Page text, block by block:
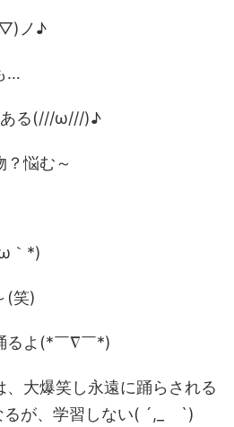
ノ♪
…
ある(///ω///)♪
？悩む～
｀*)
(笑)
るよ(*￣∇￣*)
大爆笑し永遠に踊らされる
が、学習しない( ´,_ゝ`)